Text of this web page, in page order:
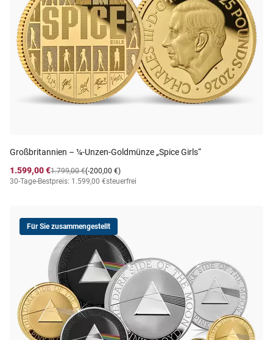
Großbritannien – ¼-Unzen-Goldmünze „Spice Girls“
1.599,00 €
(-200,00 €)
1.799,00 €
30-Tage-Bestpreis: 1.599,00 €steuerfrei
Für Sie zusammengestellt